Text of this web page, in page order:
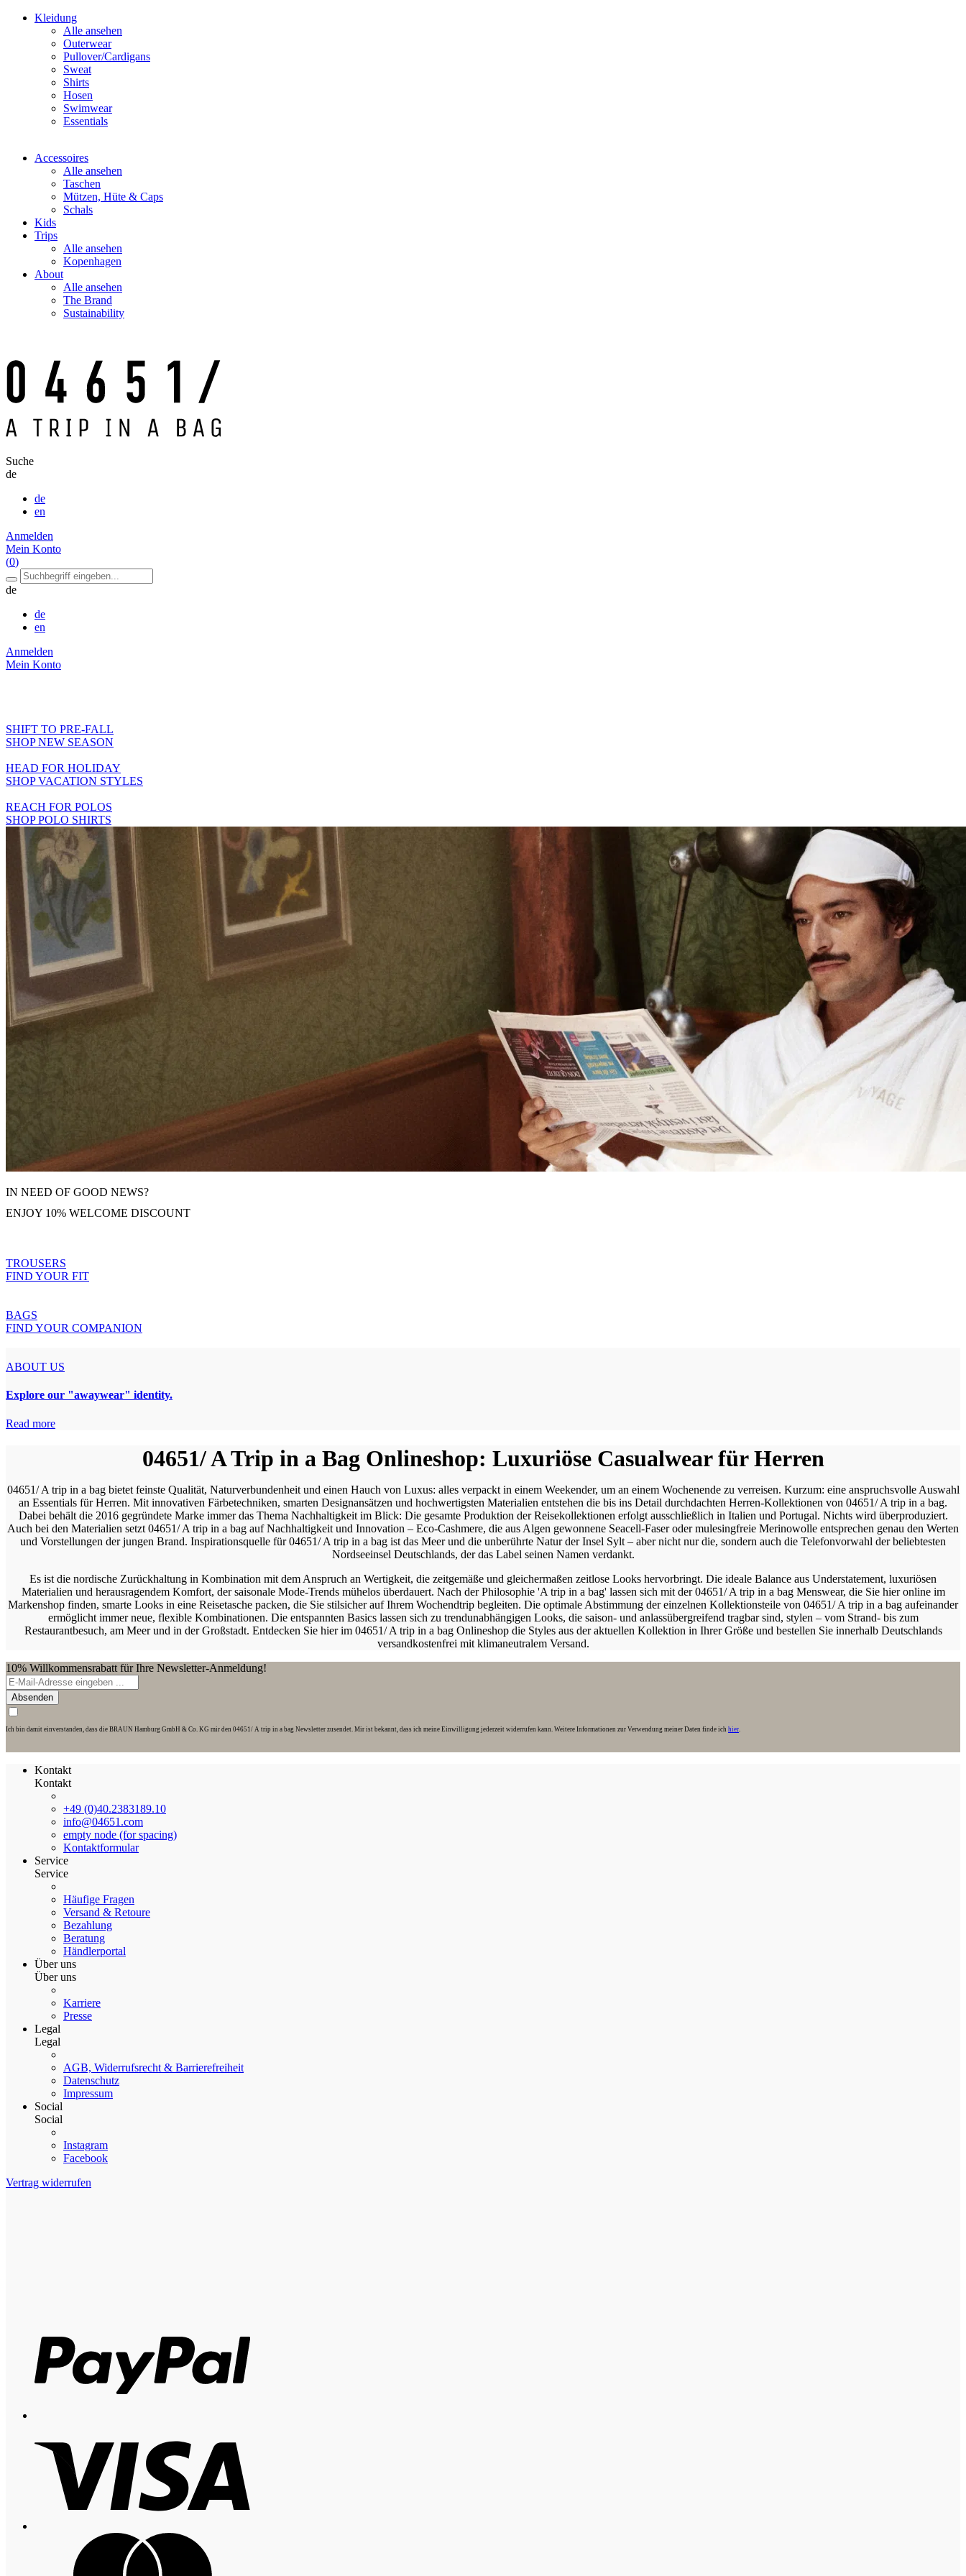
Kleidung
Alle ansehen
Outerwear
Pullover/Cardigans
Sweat
Shirts
Hosen
Swimwear
Essentials
Accessoires
Alle ansehen
Taschen
Mützen, Hüte & Caps
Schals
Kids
Trips
Alle ansehen
Kopenhagen
About
Alle ansehen
The Brand
Sustainability
Suche
de
de
en
Anmelden
Mein Konto
(0)
de
de
en
Anmelden
Mein Konto
SHIFT TO PRE-FALL
SHOP NEW SEASON
HEAD FOR HOLIDAY
SHOP VACATION STYLES
REACH FOR POLOS
SHOP POLO SHIRTS
IN NEED OF GOOD NEWS?
ENJOY 10% WELCOME DISCOUNT
TROUSERS
FIND YOUR FIT
BAGS
FIND YOUR COMPANION
ABOUT US
Explore our "awaywear" identity.
Read more
04651/ A Trip in a Bag Onlineshop: Luxuriöse Casualwear für Herren
04651/ A trip in a bag bietet feinste Qualität, Naturverbundenheit und einen Hauch von Luxus: alles verpackt in einem Weekender, um an einem Wochenende zu verreisen. Kurzum: eine anspruchsvolle Auswahl
an Essentials für Herren. Mit innovativen Färbetechniken, smarten Designansätzen und hochwertigsten Materialien entstehen die bis ins Detail durchdachten Herren-Kollektionen von 04651/ A trip in a bag.
Dabei behält die 2016 gegründete Marke immer das Thema Nachhaltigkeit im Blick: Die gesamte Produktion der Reisekollektionen erfolgt ausschließlich in Italien und Portugal. Nichts wird überproduziert.
Auch bei den Materialien setzt 04651/ A trip in a bag auf Nachhaltigkeit und Innovation – Eco-Cashmere, die aus Algen gewonnene Seacell-Faser oder mulesingfreie Merinowolle entsprechen genau den Werten
und Vorstellungen der jungen Brand. Inspirationsquelle für 04651/ A trip in a bag ist das Meer und die unberührte Natur der Insel Sylt – aber nicht nur die, sondern auch die Telefonvorwahl der beliebtesten
Nordseeinsel Deutschlands, der das Label seinen Namen verdankt.
Es ist die nordische Zurückhaltung in Kombination mit dem Anspruch an Wertigkeit, die zeitgemäße und gleichermaßen zeitlose Looks hervorbringt. Die ideale Balance aus Understatement, luxuriösen
Materialien und herausragendem Komfort, der saisonale Mode-Trends mühelos überdauert. Nach der Philosophie 'A trip in a bag' lassen sich mit der 04651/ A trip in a bag Menswear, die Sie hier online im
Markenshop finden, smarte Looks in eine Reisetasche packen, die Sie stilsicher auf Ihrem Wochendtrip begleiten. Die optimale Abstimmung der einzelnen Kollektionsteile von 04651/ A trip in a bag aufeinander
ermöglicht immer neue, flexible Kombinationen. Die entspannten Basics lassen sich zu trendunabhängigen Looks, die saison- und anlassübergreifend tragbar sind, stylen – vom Strand- bis zum
Restaurantbesuch, am Meer und in der Großstadt. Entdecken Sie hier im 04651/ A trip in a bag Onlineshop die Styles aus der aktuellen Kollektion in Ihrer Größe und bestellen Sie innerhalb Deutschlands
versandkostenfrei mit klimaneutralem Versand.
10% Willkommensrabatt für Ihre Newsletter-Anmeldung!
Absenden
Ich bin damit einverstanden, dass die BRAUN Hamburg GmbH & Co. KG mir den 04651/ A trip in a bag Newsletter zusendet. Mir ist bekannt, dass ich meine Einwilligung jederzeit widerrufen kann. Weitere Informationen zur Verwendung meiner Daten finde ich hier
Kontakt
Kontakt
+49 (0)40.2383189.10
info@04651.com
empty node (for spacing)
Kontaktformular
Service
Service
Häufige Fragen
Versand & Retoure
Bezahlung
Beratung
Händlerportal
Über uns
Über uns
Karriere
Presse
Legal
Legal
AGB, Widerrufsrecht & Barrierefreiheit
Datenschutz
Impressum
Social
Social
Instagram
Facebook
Vertrag widerrufen